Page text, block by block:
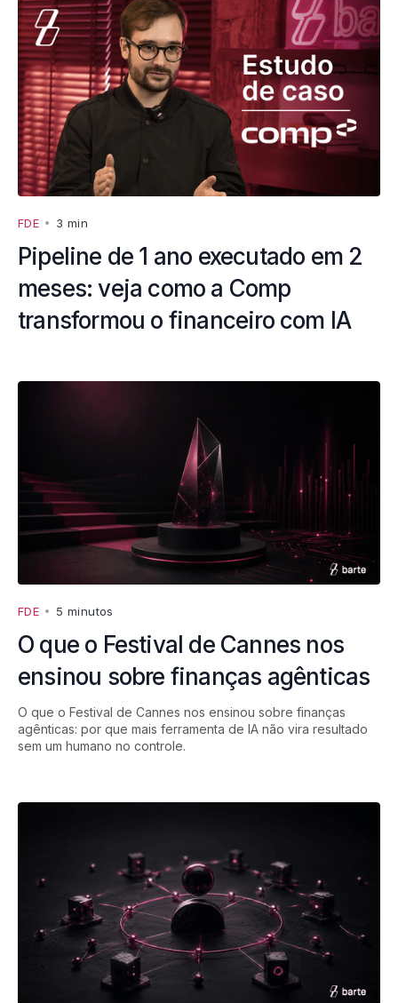
FDE • 3 min
Pipeline de 1 ano executado em 2
meses: veja como a Comp
transformou o financeiro com IA
FDE • 5 minutos
O que o Festival de Cannes nos
ensinou sobre finanças agênticas
O que o Festival de Cannes nos ensinou sobre finanças
agênticas: por que mais ferramenta de IA não vira resultado
sem um humano no controle.